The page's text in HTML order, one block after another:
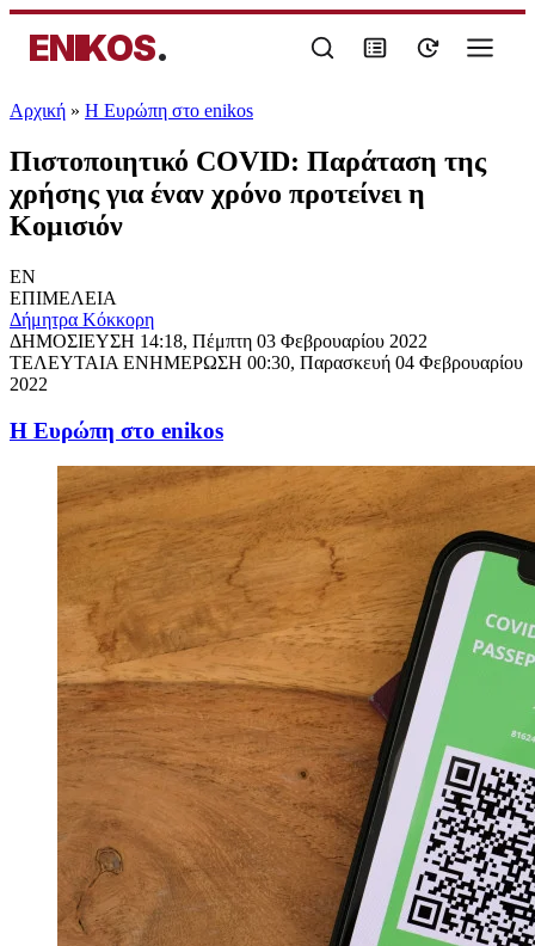
ENIKOS.
Αρχική » Η Ευρώπη στο enikos
Πιστοποιητικό COVID: Παράταση της
χρήσης για έναν χρόνο προτείνει η
Κομισιόν
EN
ΕΠΙΜΕΛΕΙΑ
Δήμητρα Κόκκορη
ΔΗΜΟΣΙΕΥΣΗ 14:18, Πέμπτη 03 Φεβρουαρίου 2022
ΤΕΛΕΥΤΑΙΑ ΕΝΗΜΕΡΩΣΗ 00:30, Παρασκευή 04 Φεβρουαρίου
2022
Η Ευρώπη στο enikos